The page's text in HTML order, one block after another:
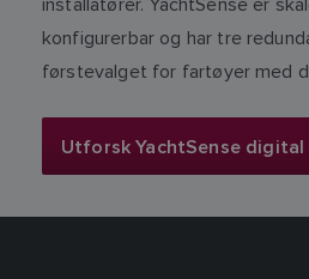
konfigurerbar og har tre
førstevalget for fartøyer med
Utforsk YachtSense